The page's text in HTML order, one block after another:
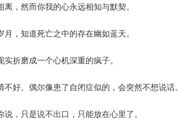
，然而你我的心永远相知与默契。
，知道死亡之中的存在幽如蓝天。
折磨成一个心机深重的疯子。
好。偶尔像患了自闭症似的，会突然不想说话。
，只是说不出口，只能放在心里了。